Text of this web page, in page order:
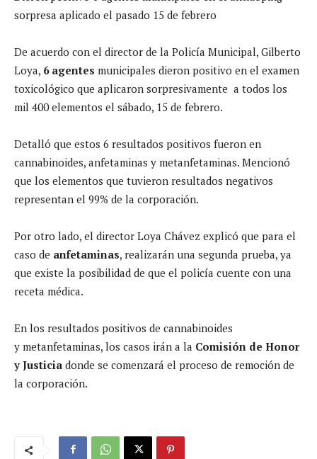
sorpresa aplicado el pasado 15 de febrero
De acuerdo con el director de la Policía Municipal, Gilberto
Loya, 6 agentes municipales dieron positivo en el examen
toxicológico que aplicaron sorpresivamente a todos los
mil 400 elementos el sábado, 15 de febrero.
Detalló que estos 6 resultados positivos fueron en
cannabinoides, anfetaminas y metanfetaminas. Mencionó
que los elementos que tuvieron resultados negativos
representan el 99% de la corporación.
Por otro lado, el director Loya Chávez explicó que para el
caso de anfetaminas, realizarán una segunda prueba, ya
que existe la posibilidad de que el policía cuente con una
receta médica.
En los resultados positivos de cannabinoides
y metanfetaminas, los casos irán a la Comisión de Honor
y Justicia donde se comenzará el proceso de remoción de
la corporación.